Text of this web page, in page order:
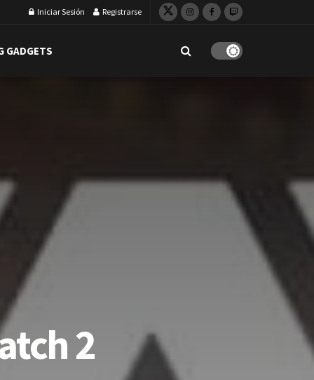
Iniciar Sesión Registrarse
GADGETS
2